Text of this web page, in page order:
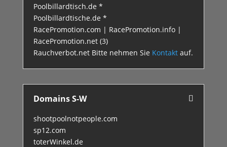
Poolbillardtisch.de *
Poolbillardtische.de *
RacePromotion.com | RacePromotion.info |
RacePromotion.net (3)
Rauchverbot.net Bitte nehmen Sie Kontaktauf.
Domains S-W
shootpoolnotpeople.com
sp12.com
toterWinkel.de